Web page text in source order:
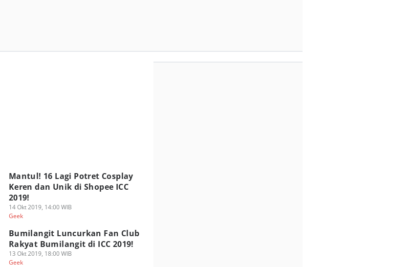
Mantul! 16 Lagi Potret Cosplay
Keren dan Unik di Shopee ICC
2019!
14 Okt 2019, 14:00 WIB
Geek
Bumilangit Luncurkan Fan Club
Rakyat Bumilangit di ICC 2019!
13 Okt 2019, 18:00 WIB
Geek